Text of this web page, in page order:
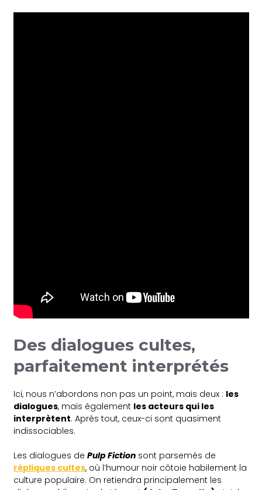
Des dialogues cultes,
parfaitement interprétés
Ici, nous n’abordons non pas un point, mais deux : les
dialogues, mais également les acteurs qui les
interprètent. Après tout, ceux-ci sont quasiment
indissociables.
Les dialogues dePulp Fiction sont parsemés de
répliques cultes, où l’humour noir côtoie habilement la
culture populaire. On retiendra principalement les